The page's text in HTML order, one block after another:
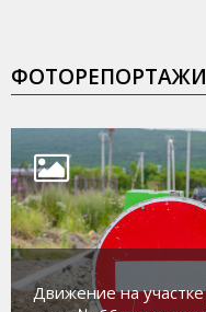
ФОТОРЕПОРТАЖИ
Движение на